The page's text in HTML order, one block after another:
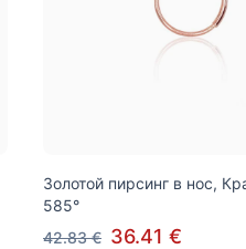
Золотой пирсинг в нос,
585°
42.83 € 36.41 €